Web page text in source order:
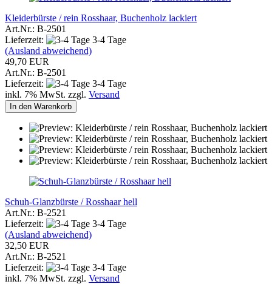
Kleiderbürste / rein Rosshaar, Buchenholz lackiert
Art.Nr.: B-2501
Lieferzeit:
3-4 Tage
(Ausland abweichend)
49,70 EUR
Art.Nr.: B-2501
Lieferzeit:
3-4 Tage
inkl. 7% MwSt. zzgl. Versand
In den Warenkorb
Schuh-Glanzbürste / Rosshaar hell
Art.Nr.: B-2521
Lieferzeit:
3-4 Tage
(Ausland abweichend)
32,50 EUR
Art.Nr.: B-2521
Lieferzeit:
3-4 Tage
inkl. 7% MwSt. zzgl. Versand